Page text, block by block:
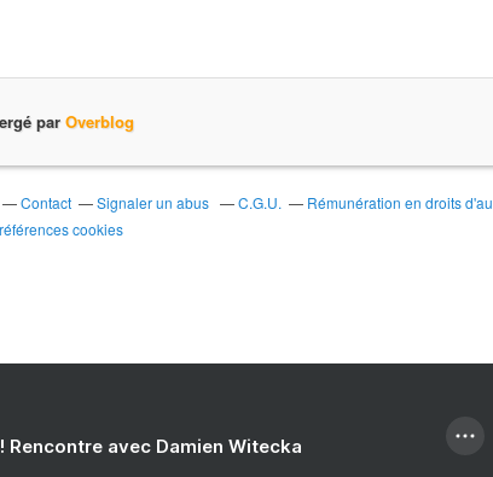
par Overblog
Contact Signaler un abus C.G.U. Rémunération en droits
cookies
avec Damien Witecka